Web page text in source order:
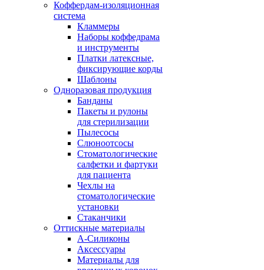
Коффердам-изоляционная
система
Кламмеры
Наборы коффедрама
и инструменты
Платки латексные,
фиксирующие корды
Шаблоны
Одноразовая продукция
Банданы
Пакеты и рулоны
для стерилизации
Пылесосы
Слюноотсосы
Стоматологические
салфетки и фартуки
для пациента
Чехлы на
стоматологические
установки
Стаканчики
Оттискные материалы
А-Силиконы
Аксессуары
Материалы для